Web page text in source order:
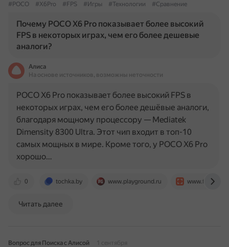
#POCO
#X6Pro #FPS #Игры #Технологии #Сравнение
Почему POCO X6 Pro показывает более высокий
FPS в некоторых играх, чем его более дешевые
аналоги?
Алиса
На основе источников, возможны неточности
0 tochka.by www.playground.ru
POCO X6 Pro показывает более высокий FPS в
некоторых играх, чем его более дешёвые аналоги,
благодаря мощному процессору — Mediatek
Dimensity 8300 Ultra. Этот чип входит в топ-10
самых мощных в мире. Кроме того, у POCO X6 Pro
хорошо…
Читать далее
Вопрос для Поиска с Алисой
1 сентября